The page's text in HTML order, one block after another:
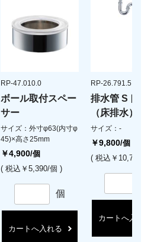
RP-47.010.0
ボール取付スペー
サー
サイズ：外寸φ63(内寸φ
45)×高さ25mm
￥4,900/個
( 税込￥5,390/個 )
個
カートへ入れる
RP-26.791.5
排水管 Sトラ
（床排水）
サイズ：-
￥9,800/個
( 税込￥10,780/個
カートへ入れる